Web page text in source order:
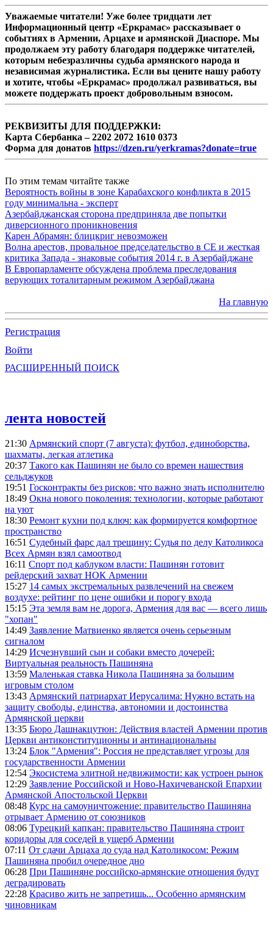
Уважаемые читатели! Уже более тридцати лет
Информационный центр «Еркрамас» рассказывает о
событиях в Армении, Арцахе и армянской Диаспоре. Мы
продолжаем эту работу благодаря поддержке читателей,
которым небезразличны судьба армянского народа и
независимая журналистика. Если вы цените нашу работу
и хотите, чтобы «Еркрамас» продолжал развиваться, вы
можете поддержать проект добровольным взносом.
РЕКВИЗИТЫ ДЛЯ ПОДДЕРЖКИ:
Карта Сбербанка – 2202 2072 1610 0373
Форма для донатов https://dzen.ru/yerkramas?donate=true
По этим темам читайте также
Вероятность войны в зоне Карабахского конфликта в 2015
году минимальна - эксперт
Азербайджанская сторона предприняла две попытки
диверсионного проникновения
Карен Абрамян: блицкриг невозможен
Волна арестов, провальное председательство в СЕ и жесткая
критика Запада - знаковые события 2014 г. в Азербайджане
В Европарламенте обсуждена проблема преследования
верующих тоталитарным режимом Азербайджана
На главную
Регистрация
Войти
РАСШИРЕННЫЙ ПОИСК
лента новостей
21:30 Армянский спорт (7 августа): футбол, единоборства,
шахматы, легкая атлетика
20:37 Такого как Пашинян не было со времен нашествия
сельджуков
19:51 Госконтракты без рисков: что важно знать исполнителю
18:49 Окна нового поколения: технологии, которые работают
на уют
18:30 Ремонт кухни под ключ: как формируется комфортное
пространство
16:51 Судебный фарс дал трещину: Судья по делу Католикоса
Всех Армян взял самоотвод
16:11 Спорт под каблуком власти: Пашинян готовит
рейдерский захват НОК Армении
15:27 14 самых экстремальных развлечений на свежем
воздухе: рейтинг по цене ошибки и порогу входа
15:15 Эта земля вам не дорога, Армения для вас — всего лишь
"хопан"
14:49 Заявление Матвиенко является очень серьезным
сигналом
14:29 Исчезнувший сын и собаки вместо дочерей:
Виртуальная реальность Пашиняна
13:59 Маленькая ставка Никола Пашиняна за большим
игровым столом
13:43 Армянский патриархат Иерусалима: Нужно встать на
защиту свободы, единства, автономии и достоинства
Армянской церкви
13:35 Бюро Дашнакцутюн: Действия властей Армении против
Церкви антиконституционны и антинациональны
13:24 Блок "Армения": Россия не представляет угрозы для
государственности Армении
12:54 Экосистема элитной недвижимости: как устроен рынок
12:29 Заявление Российской и Ново-Нахичеванской Епархии
Армянской Апостольской Церкви
08:48 Курс на самоуничтожение: правительство Пашиняна
отрывает Армению от союзников
08:06 Турецкий капкан: правительство Пашиняна строит
коридоры для соседей в ущерб Армении
07:11 От сдачи Арцаха до суда над Католикосом: Режим
Пашиняна пробил очередное дно
06:28 При Пашиняне российско-армянские отношения будут
деградировать
22:28 Красиво жить не запретишь... Особенно армянским
чиновникам